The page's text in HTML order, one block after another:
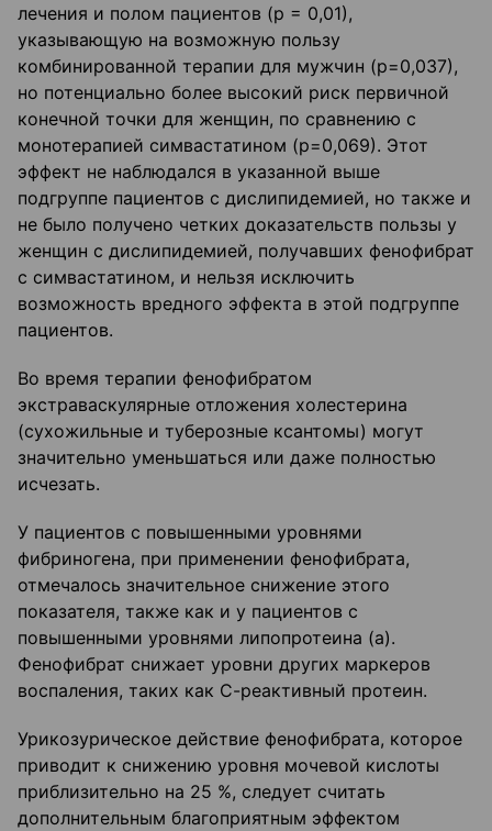
лечения и полом пациентов (р = 0,01),
указывающую на возможную пользу
комбинированной терапии для мужчин (р=0,037),
но потенциально более высокий риск первичной
конечной точки для женщин, по сравнению с
монотерапией симвастатином (р=0,069). Этот
эффект не наблюдался в указанной выше
подгруппе пациентов с дислипидемией, но также и
не было получено четких доказательств пользы у
женщин с дислипидемией, получавших фенофибрат
с симвастатином, и нельзя исключить
возможность вредного эффекта в этой подгруппе
пациентов.
Во время терапии фенофибратом
экстраваскулярные отложения холестерина
(сухожильные и туберозные ксантомы) могут
значительно уменьшаться или даже полностью
исчезать.
У пациентов с повышенными уровнями
фибриногена, при применении фенофибрата,
отмечалось значительное снижение этого
показателя, также как и у пациентов с
повышенными уровнями липопротеина (а).
Фенофибрат снижает уровни других маркеров
воспаления, таких как С-реактивный протеин.
Урикозурическое действие фенофибрата, которое
приводит к снижению уровня мочевой кислоты
приблизительно на 25 %, следует считать
дополнительным благоприятным эффектом